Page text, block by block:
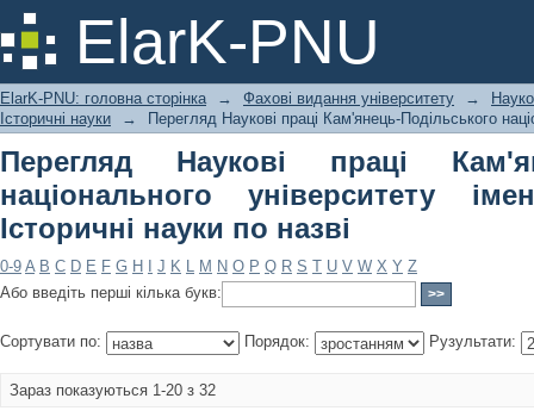
ElarK-PNU
Перегляд Наукові праці Кам'янець-
імені Івана Огієнка. Історичні науки
ElarK-PNU: головна сторінка → Фахові видання університету →
Історичні науки
→ Перегляд Наукові праці Кам'янець-Подільського
Перегляд Наукові праці
національного університету
Історичні науки по назві
0-9 A B C D E F G H J K L M N O P Q R S T U V W X Y Z
Або введіть перші кілька букв:
Сортувати по: Порядок: Рузультати:
Зараз показуються 1-20 з 32